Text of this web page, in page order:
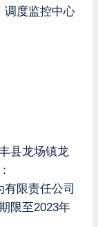
调度监控中心
县龙场镇龙
有限责任公司
限至2023年